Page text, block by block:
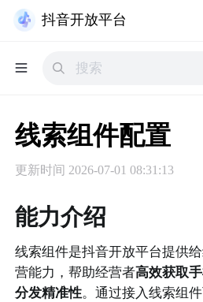
抖音开放平台
线索组件配置
更新时间 2026-07-01 08:31:13
能力介绍
线索组件是抖音开放平台提供
营能力，帮助经营者高效获取
分发精准性。通过接入线索组件